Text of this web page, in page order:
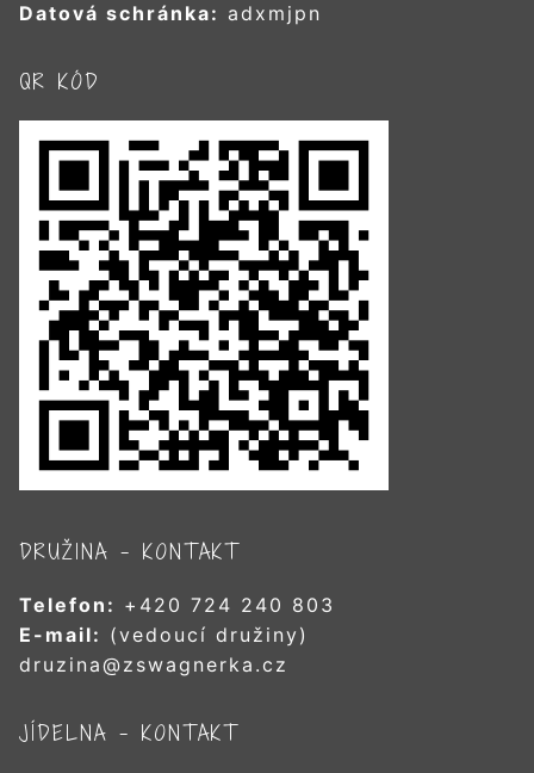
Datová schránka: adxmjpn
QR KÓD
DRUŽINA – KONTAKT
Telefon: +420 724 240 803
E-mail: (vedoucí družiny)
druzina@zswagnerka.cz
JÍDELNA – KONTAKT